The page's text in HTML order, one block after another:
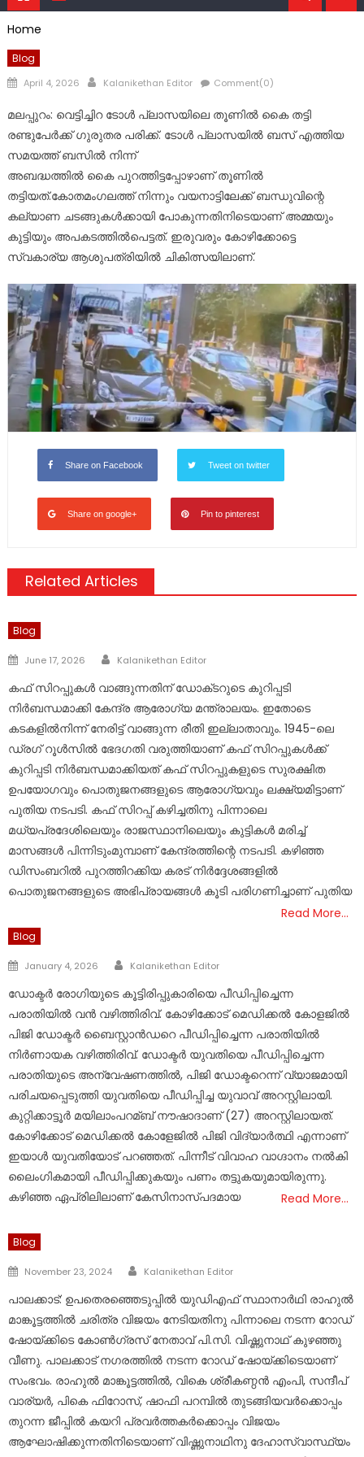
Home
Blog
Posted
April 4, 2026 Author
Kalanikethan Editor Comment(0)
മലപ്പുറം: വെട്ടിച്ചിറ ടോള്‍ പ്ലാസയിലെ തൂണില്‍ കൈ തട്ടി
രണ്ടുപേര്‍ക്ക് ഗുരുതര പരിക്ക്. ടോള്‍ പ്ലാസയില്‍ ബസ് എത്തിയ
സമയത്ത് ബസില്‍ നിന്ന്
അബദ്ധത്തില്‍ കൈ പുറത്തിട്ടപ്പോഴാണ് തൂണില്‍
തട്ടിയത്.കോതമംഗലത്ത് നിന്നും വയനാട്ടിലേക്ക് ബന്ധുവിന്റെ
കല്യാണ ചടങ്ങുകള്‍ക്കായി പോകുന്നതിനിടെയാണ് അമ്മയും
കുട്ടിയും അപകടത്തില്‍പെട്ടത്. ഇരുവരും കോഴിക്കോട്ടെ
സ്വകാര്യ ആശുപത്രിയില്‍ ചികിത്സയിലാണ്.
Share on Facebook Tweet on twitter
Share on google+ Pin to pinterest
Related Articles
Blog
Posted
June 17, 2026 Author
Kalanikethan Editor
കഫ് സിറപ്പുകൾ വാങ്ങുന്നതിന് ഡോക്‌ടറുടെ കുറിപ്പടി
നിർബന്ധമാക്കി കേന്ദ്ര ആരോഗ്യ മന്ത്രാലയം. ഇതോടെ
കടകളിൽനിന്ന് നേരിട്ട് വാങ്ങുന്ന രീതി ഇല്ലാതാവും. 1945-ലെ
ഡ്രഗ് റൂൾസിൽ ഭേദഗതി വരുത്തിയാണ് കഫ് സിറപ്പുകൾക്ക്
കുറിപ്പടി നിർബന്ധമാക്കിയത് കഫ് സിറപ്പുകളുടെ സുരക്ഷിത
ഉപയോഗവും പൊതുജനങ്ങളുടെ ആരോഗ്യവും ലക്ഷ്യമിട്ടാണ്
പുതിയ നടപടി. കഫ് സിറപ്പ് കഴിച്ചതിനു പിന്നാലെ
മധ്യപ്രദേശിലെയും രാജസ്ഥാനിലെയും കുട്ടികൾ മരിച്ച്
മാസങ്ങൾ പിന്നിടുംമുമ്പാണ് കേന്ദ്രത്തിന്റെ നടപടി. കഴിഞ്ഞ
ഡിസംബറിൽ പുറത്തിറക്കിയ കരട് നിർദ്ദേശങ്ങളിൽ
പൊതുജനങ്ങളുടെ അഭിപ്രായങ്ങൾ കൂടി പരിഗണിച്ചാണ് പുതിയ
Read More…
Blog
Posted
January 4, 2026 Author
Kalanikethan Editor
ഡോക്ടർ രോഗിയുടെ കൂട്ടിരിപ്പുകാരിയെ പീഡിപ്പിച്ചെന്ന
പരാതിയിൽ വൻ വഴിത്തിരിവ്. കോഴിക്കോട് മെഡിക്കൽ കോളജിൽ
പിജി ഡോക്ടർ ബൈസ്റ്റാൻഡറെ പീഡിപ്പിച്ചെന്ന പരാതിയിൽ
നിർണായക വഴിത്തിരിവ്. ഡോക്ടർ യുവതിയെ പീഡിപ്പിച്ചെന്ന
പരാതിയുടെ അന്വേഷണത്തിൽ, പിജി ഡോക്ടറെന്ന് വ്യാജമായി
പരിചയപ്പെടുത്തി യുവതിയെ പീഡിപ്പിച്ച യുവാവ് അറസ്റ്റിലായി.
കുറ്റിക്കാട്ടൂർ മയിലാംപറമ്ബ് നൗഷാദാണ് (27) അറസ്റ്റിലായത്.
കോഴിക്കോട് മെഡിക്കല്‍ കോളേജില്‍ പിജി വിദ്യാർത്ഥി എന്നാണ്
ഇയാള്‍ യുവതിയോട് പറഞ്ഞത്. പിന്നീട് വിവാഹ വാഗ്ദാനം നല്‍കി
ലൈംഗികമായി പീഡിപ്പിക്കുകയും പണം തട്ടുകയുമായിരുന്നു.
കഴിഞ്ഞ ഏപ്രിലിലാണ്‌ കേസിനാസ്പദമായ
Read More…
Blog
Posted
November 23, 2024 Author
Kalanikethan Editor
പാലക്കാട്: ഉപതെരഞ്ഞെടുപ്പിൽ യുഡിഎഫ് സ്ഥാനാർഥി രാഹുൽ
മാങ്കൂട്ടത്തിൽ ചരിത്ര വിജയം നേടിയതിനു പിന്നാലെ നടന്ന റോഡ്
ഷോയ്ക്കിടെ കോൺ​ഗ്രസ് നേതാവ് പി.സി. വിഷ്ണുനാഥ് കുഴഞ്ഞു
വീണു. പാലക്കാട് ന​ഗരത്തിൽ നടന്ന റോഡ് ഷോയ്ക്കിടെയാണ്
സംഭവം. രാഹുൽ മാങ്കൂട്ടത്തിൽ, വികെ ശ്രീകണ്ഠൻ എംപി, സന്ദീപ്
വാര്യർ, പികെ ഫിറോസ്, ഷാഫി പറമ്പിൽ തുടങ്ങിയവർക്കൊപ്പം
തുറന്ന ജീപ്പിൽ കയറി പ്രവർത്തകർക്കൊപ്പം വിജയം
ആഘോഷിക്കുന്നതിനിടെയാണ് വിഷ്ണുനാഥിനു ദേഹാസ്വാസ്ഥ്യം